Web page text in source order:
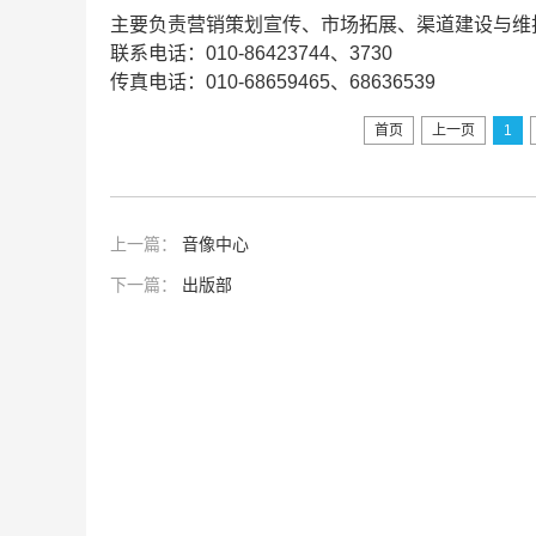
主要负责营销策划宣传、市场拓展、渠道建设与
联系电话：010-86423744、3730
传真电话：010-68659465、68636539
首页 上一页 1
上一篇： 音像中心
下一篇： 出版部